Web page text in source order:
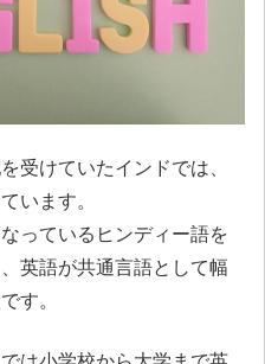
受けていたインドでは、
います。
っているヒンディー語を
英語が共通言語として幅
す。